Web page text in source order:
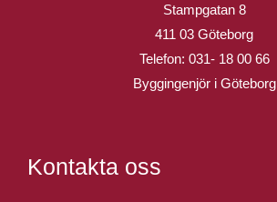
Stampgatan 8
411 03 Göteborg
Telefon: 031- 18 00 66
Byggingenjör i Göteborg
Kontakta oss